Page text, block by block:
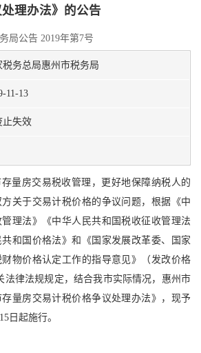
理办法》的公告
局公告 2019年第7号
税务总局惠州市税务局
11-13
止失效
量房交易税收管理，更好地保障纳税人的
关于交易计税价格的争议问题，根据《中
理法》《中华人民共和国税收征收管理法
和国价格法》和《国家发展改革委、国家
物价格认定工作的指导意见》（发改价格
法律法规规定，结合我市实际情况，惠州市
量房交易计税价格争议处理办法》，现予
日起施行。